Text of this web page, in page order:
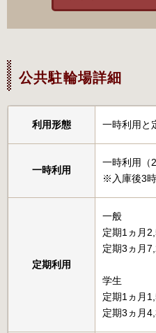
公共駐輪場詳細
利用形態 一時利用と
一時利用
一時利用（
※入庫後3
定期利用
一般
定期1ヵ月
定期3ヵ月
学生
定期1ヵ月
定期3ヵ月